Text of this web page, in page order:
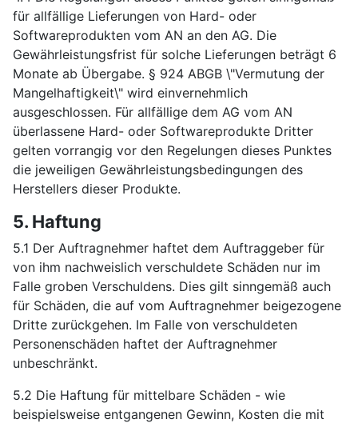
für allfällige Lieferungen von Hard- oder
Softwareprodukten vom AN an den AG. Die
Gewährleistungsfrist für solche Lieferungen beträgt 6
Monate ab Übergabe. § 924 ABGB \"Vermutung der
Mangelhaftigkeit\" wird einvernehmlich
ausgeschlossen. Für allfällige dem AG vom AN
überlassene Hard- oder Softwareprodukte Dritter
gelten vorrangig vor den Regelungen dieses Punktes
die jeweiligen Gewährleistungsbedingungen des
Herstellers dieser Produkte.
5. Haftung
5.1 Der Auftragnehmer haftet dem Auftraggeber für
von ihm nachweislich verschuldete Schäden nur im
Falle groben Verschuldens. Dies gilt sinngemäß auch
für Schäden, die auf vom Auftragnehmer beigezogene
Dritte zurückgehen. Im Falle von verschuldeten
Personenschäden haftet der Auftragnehmer
unbeschränkt.
5.2 Die Haftung für mittelbare Schäden - wie
beispielsweise entgangenen Gewinn, Kosten die mit